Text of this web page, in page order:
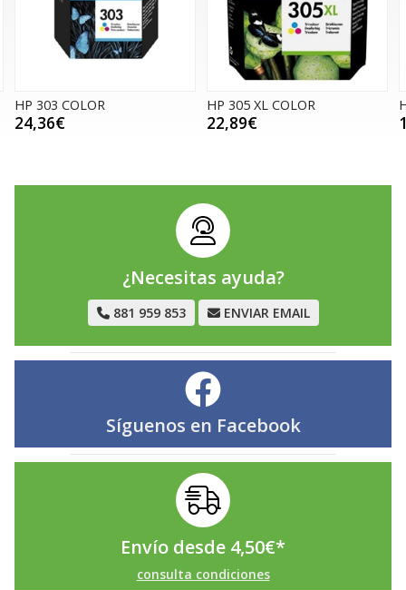
HP 303 COLOR
24,36€
HP 305 XL COLOR
22,89€
¿Necesitas ayuda?
881 959 853 ENVIAR EMAIL
Síguenos en Facebook
Envío desde 4,50€*
consulta condiciones